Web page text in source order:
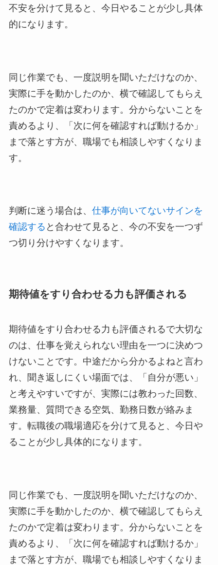
不安を分けて見ると、今日やることが少し具体
的になります。
同じ作業でも、一度説明を聞いただけなのか、
実際に手を動かしたのか、横で確認してもらえ
たのかで定着は変わります。分からないことを
責めるより、「次に何を確認すれば動けるか」
まで落とす方が、職場でも相談しやすくなりま
す。
判断に迷う場合は、 仕事が向いてないサインを
確認する と合わせて見ると、今の不安を一つず
つ切り分けやすくなります。
期待値をすり合わせる力も評価される
期待値をすり合わせる力も評価されるで大切な
のは、仕事を覚えられない理由を一つに決めつ
けないことです。中途だから分かるよねと言わ
れ、聞き返しにくい場面では、「自分が悪い」
と考えやすいですが、実際には教わった回数、
業務量、質問できる空気、勤務日数が絡みま
す。転職後の職場適応を分けて見ると、今日や
ることが少し具体的になります。
同じ作業でも、一度説明を聞いただけなのか、
実際に手を動かしたのか、横で確認してもらえ
たのかで定着は変わります。分からないことを
責めるより、「次に何を確認すれば動けるか」
まで落とす方が、職場でも相談しやすくなりま